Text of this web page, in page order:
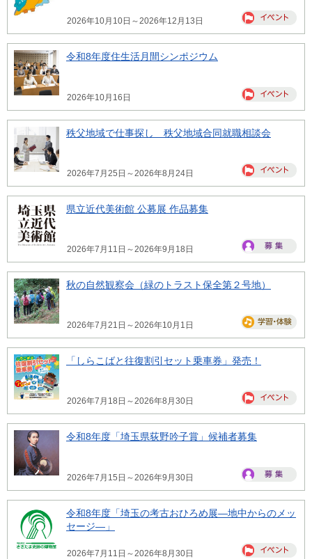
2026年10月10日～2026年12月13日
令和8年度住生活月間シンポジウム
2026年10月16日
秩父地域で仕事探し 秩父地域合同就職相談会
2026年7月25日～2026年8月24日
県立近代美術館 公募展 作品募集
2026年7月11日～2026年9月18日
秋の自然観察会（緑のトラスト保全第２号地）
2026年7月21日～2026年10月1日
「しらこばと往復割引セット乗車券」発売！
2026年7月18日～2026年8月30日
令和8年度「埼玉県荻野吟子賞」候補者募集
2026年7月15日～2026年9月30日
令和8年度「埼玉の考古おひろめ展―地中からのメッ
セージ―」
2026年7月11日～2026年8月30日